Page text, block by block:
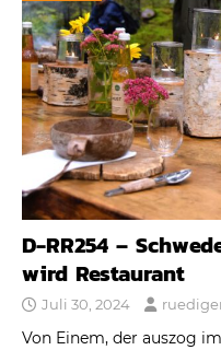
D-RR254 –
wird Restaurant
Juli 30, 2024
Von Einem, der auszog